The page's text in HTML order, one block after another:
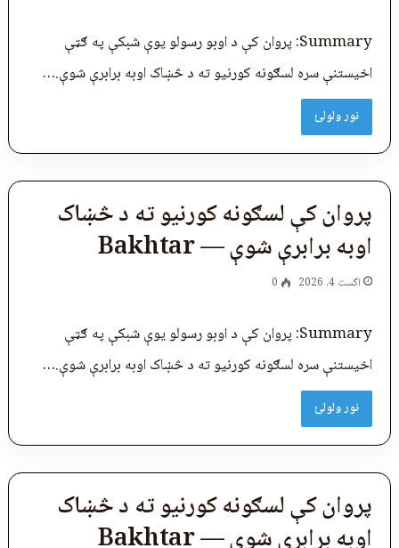
Summary: پروان کې د اوبو رسولو یوې شبکې په ګټې
اخیستنې سره لسګونه کورنیو ته د څښاک اوبه برابرې شوې.…
نور ولولئ
پروان کې لسګونه کورنیو ته د څښاک
اوبه برابرې شوې — Bakhtar
اگست 4, 2026 0
Summary: پروان کې د اوبو رسولو یوې شبکې په ګټې
اخیستنې سره لسګونه کورنیو ته د څښاک اوبه برابرې شوې.…
نور ولولئ
پروان کې لسګونه کورنیو ته د څښاک